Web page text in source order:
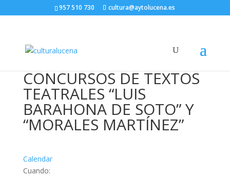
957 510 730 cultura@aytolucena.es
CONCURSOS DE TEXTOS
TEATRALES “LUIS
BARAHONA DE SOTO” Y
“MORALES MARTÍNEZ”
Calendar
Cuando: